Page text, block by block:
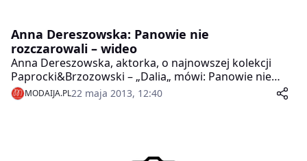
Anna Dereszowska: Panowie nie
rozczarowali – wideo
Anna Dereszowska, aktorka, o najnowszej kolekcji
Paprocki&Brzozowski – „Dalia„ mówi: Panowie nie
rozczarowali.
MODAIJA.PL22 maja 2013, 12:40